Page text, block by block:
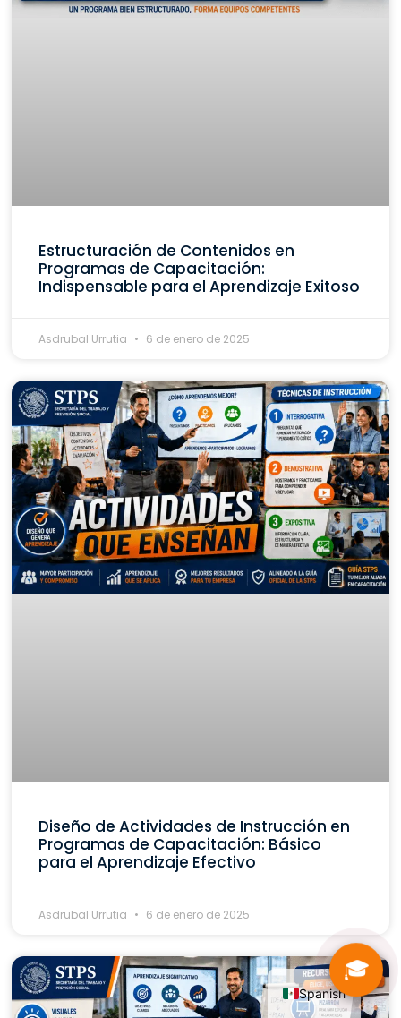
Estructuración de Contenidos en
Programas de Capacitación:
Indispensable para el Aprendizaje Exitoso
Asdrubal Urrutia 6 de enero de 2025
Diseño de Actividades de Instrucción en
Programas de Capacitación: Básico
para el Aprendizaje Efectivo
Asdrubal Urrutia 6 de enero de 2025
🎓
Spanish